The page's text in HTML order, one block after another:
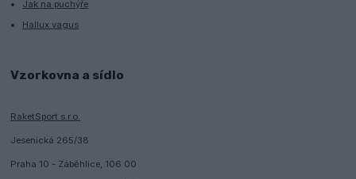
Jak na puchýře
Hallux vagus
Vzorkovna a sídlo
RaketSport s.r.o.
Jesenická 265/38
Praha 10 - Záběhlice, 106 00